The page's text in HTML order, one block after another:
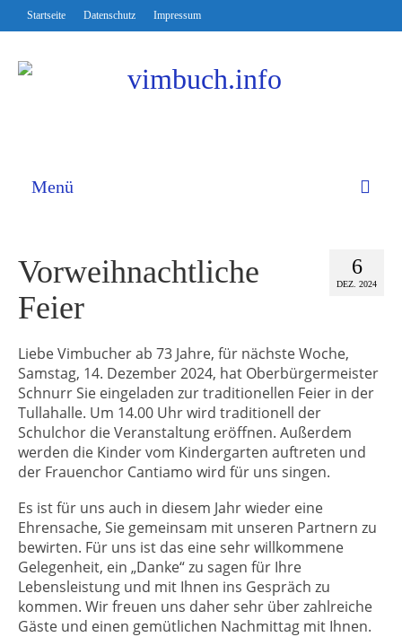
Startseite Datenschutz Impressum
Menü
6
DEZ. 2024
Vorweihnachtliche
Feier
Liebe Vimbucher ab 73 Jahre, für nächste Woche,
Samstag, 14. Dezember 2024, hat Oberbürgermeister
Schnurr Sie eingeladen zur traditionellen Feier in der
Tullahalle. Um 14.00 Uhr wird traditionell der
Schulchor die Veranstaltung eröffnen. Außerdem
werden die Kinder vom Kindergarten auftreten und
der Frauenchor Cantiamo wird für uns singen.
Es ist für uns auch in diesem Jahr wieder eine
Ehrensache, Sie gemeinsam mit unseren Partnern zu
bewirten. Für uns ist das eine sehr willkommene
Gelegenheit, ein „Danke“ zu sagen für Ihre
Lebensleistung und mit Ihnen ins Gespräch zu
kommen. Wir freuen uns daher sehr über zahlreiche
Gäste und einen gemütlichen Nachmittag mit Ihnen.